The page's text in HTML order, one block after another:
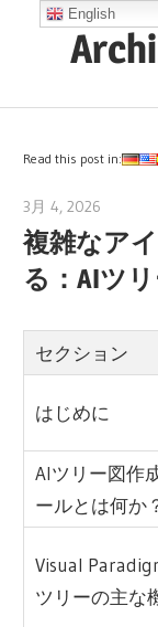
ン
Ops,
Agile
and
More
Read this post in:
3月 4, 2026
複雑なア
る：AIツ
セクション
はじめに
AIツリー図作
ールとは何か
Visual
ツリーの主な
English